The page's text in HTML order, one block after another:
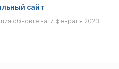
сайт
обновлена: 7 февраля 2023 г.